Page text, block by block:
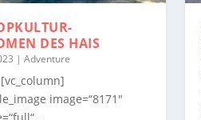
DES HAIS
| Adventure
image=“8171″